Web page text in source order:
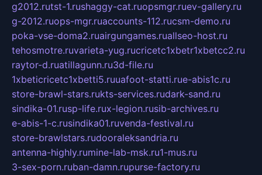
g2012.rutst-1.rushaggy-cat.ruopsmgr.ruev-gallery.ru
g-2012.ruops-mgr.ruaccounts-112.rucsm-demo.ru
poka-vse-doma2.ruairgungames.ruallseo-host.ru
tehosmotre.ruvarieta-yug.rucricetc1xbetr1xbetcc2.ru
raytor-d.ruatillagunn.ru3d-file.ru
1xbeticricetc1xbetti5.ruuafoot-statti.rue-abis1c.ru
store-brawl-stars.rukts-services.rudark-sand.ru
sindika-01.rusp-life.rux-legion.rusib-archives.ru
e-abis-1-c.rusindika01.ruvenda-festival.ru
store-brawlstars.rudooraleksandria.ru
antenna-highly.rumine-lab-msk.ru1-mus.ru
3-sex-porn.ruban-damn.rupurse-factory.ru